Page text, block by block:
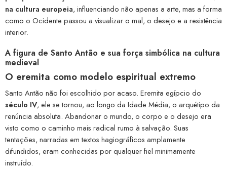
na cultura europeia, influenciando não apenas a arte, mas a forma
como o Ocidente passou a visualizar o mal, o desejo e a resistência
interior.
A figura de Santo Antão e sua força simbólica na cultura
medieval
O eremita como modelo espiritual extremo
Santo Antão não foi escolhido por acaso. Eremita egípcio do
século IV, ele se tornou, ao longo da Idade Média, o arquétipo da
renúncia absoluta. Abandonar o mundo, o corpo e o desejo era
visto como o caminho mais radical rumo à salvação. Suas
tentações, narradas em textos hagiográficos amplamente
difundidos, eram conhecidas por qualquer fiel minimamente
instruído.